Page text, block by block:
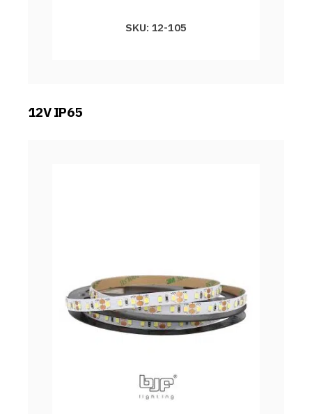
SKU: 12-105
12V IP65